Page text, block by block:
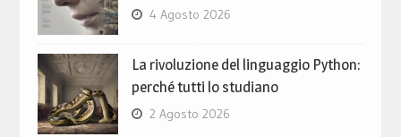
4 Agosto 2026
La rivoluzione del linguaggio Python:
perché tutti lo studiano
2 Agosto 2026